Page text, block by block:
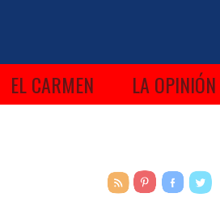
EL CARMEN LA OPINIÓN